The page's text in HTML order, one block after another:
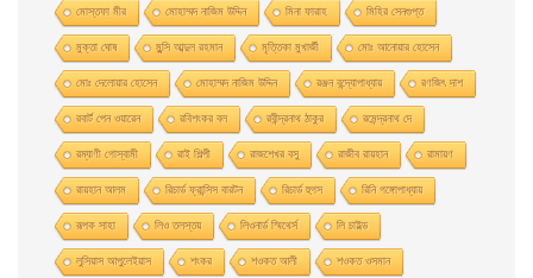
মােস্তফা মীর মােহাম্মদ নাজিম উদ্দিন মিনা ফারাহ মিহির সেনগুপ্ত
মুক্তা ঘোষ মুন্সি আব্দুল রহমান মৃত্তিকা মুখার্জী মোঃ আনোয়ার হোসেন
মোঃ দেলোয়ার হােসেন মোহাম্মদ নাজিম উদ্দিন রঞ্জন বন্দ্যোপাধ্যায় রণজিৎ দাশ
রবার্ট পেন ওয়ারেন রবিশংকর বল রবীন্দ্রনাথ ঠাকুর রমেন্দ্রনাথ দে
রম্যাণী গোস্বামী রাই শিল্পী রাজশেখর বসু রাজীব রায়হান রামায়ণ
রায়হান আলম রিচার্ড ফ্রান্সিস বারটন রিচার্ড হুগস রিনি গঙ্গোপাধ্যায়
রূপক সাহা লিও তলস্তয় লিওনার্ড স্মিথের্স লি চাইল্ড
লুসিয়াস আপুলেইয়াস শংকর শওকত আলী শওকত ওসমান